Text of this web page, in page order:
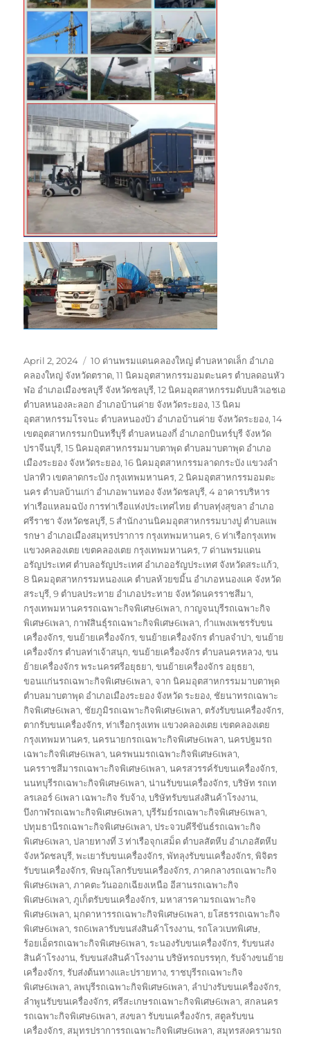
Posted
on
April 2, 2024 Tags
10 ด่านพรมแดนคลองใหญ่ ตำบลหาดเล็ก อำเภอ
คลองใหญ่ จังหวัดตราด,11 นิคมอุตสาหกรรมอมตะนคร ตำบลดอนหัว
ฬอ อำเภอเมืองชลบุรี จังหวัดชลบุรี,12 นิคมอุตสาหกรรมดับบลิวเอชเอ
ตำบลหนองละลอก อำเภอบ้านค่าย จังหวัดระยอง,13 นิคม
อุตสาหกรรมโรจนะ ตำบลหนองบัว อำเภอบ้านค่าย จังหวัดระยอง,14
เขตอุตสาหกรรมกบินทรืบุรี ตำบลหนองกี่ อำเภอกบินทร์บุรี จังหวัด
ปราจีนบุรี,15 นิคมอุตสาหกรรมมาบตาพุด ตำบลมาบตาพุด อำเภอ
เมืองระยอง จังหวัดระยอง,16 นิคมอุตสาหกรรมลาดกระบัง แขวงลำ
ปลาทิว เขตลาดกระบัง กรุงเทพมหานคร,2 นิคมอุตสาหกรรมอมตะ
นคร ตำบลบ้านเก่า อำเภอพานทอง จังหวัดชลบุรี,4 อาคารบริหาร
ท่าเรือแหลมฉบัง การท่าเรือแห่งประเทศไทย ตำบลทุ่งสุขลา อำเภอ
ศรีราชา จังหวัดชลบุรี,5 สำนักงานนิคมอุตสาหกรรมบางปู ตำบลแพ
รกษา อำเภอเมืองสมุทรปราการ กรุงเทพมหานคร,6 ท่าเรือกรุงเทพ
แขวงคลองเตย เขตคลองเตย กรุงเทพมหานคร,7 ด่านพรมแดน
อรัญประเทศ ตำบลอรัญประเทศ อำเภออรัญประเทศ จังหวัดสระแก้ว,
8 นิคมอุตสาหกรรมหนองแค ตำบลห้วยขมิ้น อำเภอหนองแค จังหวัด
สระบุรี,9 ตำบลประทาย อำเภอประทาย จังหวัดนครราชสีมา,
กรุงเทพมหานครรถเฉพาะกิจพิเศษ6เพลา, กาญจนบุรีรถเฉพาะกิจ
พิเศษ6เพลา, กาฬสินธุ์รถเฉพาะกิจพิเศษ6เพลา, กำแพงเพชรรับขน
เครื่องจักร,ขนย้ายเครื่องจักร,ขนย้ายเครื่องจักร ตำบลจำปา,ขนย้าย
เครื่องจักร ตำบลท่าเจ้าสนุก,ขนย้ายเครื่องจักร ตำบลนครหลวง,ขน
ย้ายเครื่องจักร พระนครศรีอยุธยา,ขนย้ายเครื่องจักร อยุธยา,
ขอนแก่นรถเฉพาะกิจพิเศษ6เพลา, จาก นิคมอุตสาหกรรมมาบตาพุด
ตำบลมาบตาพุด อำเภอเมืองระยอง จังหวัด ระยอง, ชัยนาทรถเฉพาะ
กิจพิเศษ6เพลา, ชัยภูมิรถเฉพาะกิจพิเศษ6เพลา, ตรังรับขนเครื่องจักร,
ตากรับขนเครื่องจักร,ท่าเรือกรุงเทพ แขวงคลองเตย เขตคลองเตย
กรุงเทพมหานคร,นครนายกรถเฉพาะกิจพิเศษ6เพลา,นครปฐมรถ
เฉพาะกิจพิเศษ6เพลา,นครพนมรถเฉพาะกิจพิเศษ6เพลา,
นครราชสีมารถเฉพาะกิจพิเศษ6เพลา,นครสวรรค์รับขนเครื่องจักร,
นนทบุรีรถเฉพาะกิจพิเศษ6เพลา,น่านรับขนเครื่องจักร,บริษัท รถเท
ลรเลอร์ 6เพลา เฉพาะกิจ รับจ้าง,บริษัทรับขนส่งสินค้าโรงงาน,
บึงกาฬรถเฉพาะกิจพิเศษ6เพลา,บุรีรัมย์รถเฉพาะกิจพิเศษ6เพลา,
ปทุมธานีรถเฉพาะกิจพิเศษ6เพลา,ประจวบคีรีขันธ์รถเฉพาะกิจ
พิเศษ6เพลา,ปลายทางที่ 3 ท่าเรือจุกเสม็ด ตำบลสัตหีบ อำเภอสัตหีบ
จังหวัดชลบุรี,พะเยารับขนเครื่องจักร,พัทลุงรับขนเครื่องจักร,พิจิตร
รับขนเครื่องจักร,พิษณุโลกรับขนเครื่องจักร,ภาคกลางรถเฉพาะกิจ
พิเศษ6เพลา,ภาคตะวันออกเฉียงเหนือ อีสานรถเฉพาะกิจ
พิเศษ6เพลา,ภูเก็ตรับขนเครื่องจักร,มหาสารคามรถเฉพาะกิจ
พิเศษ6เพลา,มุกดาหารรถเฉพาะกิจพิเศษ6เพลา, ยโสธรรถเฉพาะกิจ
พิเศษ6เพลา,รถ6เพลารับขนส่งสินค้าโรงงาน,รถโลวเบทพิเศษ,
ร้อยเอ็ดรถเฉพาะกิจพิเศษ6เพลา,ระนองรับขนเครื่องจักร,รับขนส่ง
สินค้าโรงงาน,รับขนส่งสินค้าโรงงาน บริษัทรถบรรทุก,รับจ้างขนย้าย
เครื่องจักร,รับส่งต้นทางและปรายทาง,ราชบุรีรถเฉพาะกิจ
พิเศษ6เพลา, ลพบุรีรถเฉพาะกิจพิเศษ6เพลา, ลำปางรับขนเครื่องจักร,
ลำพูนรับขนเครื่องจักร,ศรีสะเกษรถเฉพาะกิจพิเศษ6เพลา, สกลนคร
รถเฉพาะกิจพิเศษ6เพลา, สงขลา รับขนเครื่องจักร, สตูลรับขน
เครื่องจักร, สมุทรปราการรถเฉพาะกิจพิเศษ6เพลา, สมุทรสงครามรถ